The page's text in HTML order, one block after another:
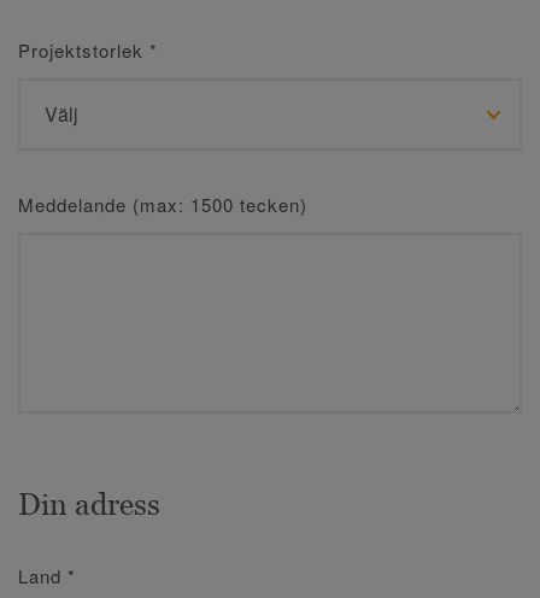
Projektstorlek *
Meddelande (max: 1500 tecken)
Din adress
Land *